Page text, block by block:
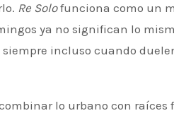
Re Solofunciona como un
ya no significan lo
incluso cuando